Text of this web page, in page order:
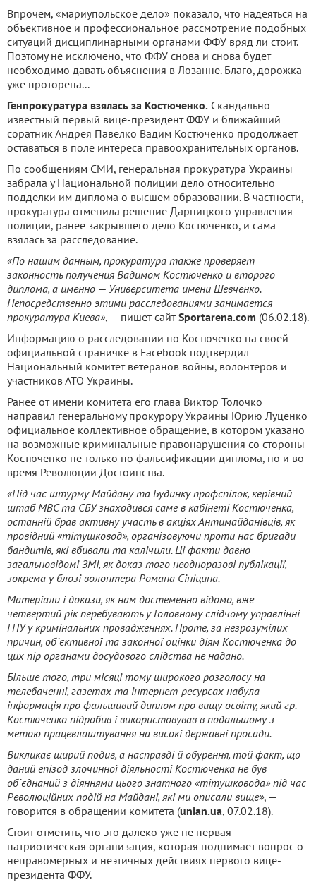
Впрочем, «мариупольское дело» показало, что надеяться на
объективное и профессиональное рассмотрение подобных
ситуаций дисциплинарными органами ФФУ вряд ли стоит.
Поэтому не исключено, что ФФУ снова и снова будет
необходимо давать объяснения в Лозанне. Благо, дорожка
уже проторена...
Генпрокуратура взялась за Костюченко. Скандально
известный первый вице-президент ФФУ и ближайший
соратник Андрея Павелко Вадим Костюченко продолжает
оставаться в поле интереса правоохранительных органов.
По сообщениям СМИ, генеральная прокуратура Украины
забрала у Национальной полиции дело относительно
подделки им диплома о высшем образовании. В частности,
прокуратура отменила решение Дарницкого управления
полиции, ранее закрывшего дело Костюченко, и сама
взялась за расследование.
«По нашим данным, прокуратура также проверяет
законность получения Вадимом Костюченко и второго
диплома, а именно — Университета имени Шевченко.
Непосредственно этими расследованиями занимается
прокуратура Киева», — пишет сайтSportarena.com (06.02.18).
Информацию о расследовании по Костюченко на своей
официальной страничке в Facebook подтвердил
Национальный комитет ветеранов войны, волонтеров и
участников АТО Украины.
Ранее от имени комитета его глава Виктор Толочко
направил генеральному прокурору Украины Юрию Луценко
официальное коллективное обращение, в котором указано
на возможные криминальные правонарушения со стороны
Костюченко не только по фальсификации диплома, но и во
время Революции Достоинства.
«Під час штурму Майдану та Будинку профспілок, керівний
штаб МВС та СБУ знаходився саме в кабінеті Костюченка,
останній брав активну участь в акціях Антимайданівців, як
провідний «тітушковод», організовуючи проти нас бригади
бандитів, які вбивали та калічили. Ці факти давно
загальновідомі ЗМІ, як доказ того неодноразові публікації,
зокрема у блозі волонтера Романа Сініцина.
Матеріали і докази, як нам достеменно відомо, вже
четвертий рік перебувають у Головному слідчому управлінні
ГПУ у кримінальних провадженнях. Проте, за незрозумілих
причин, об`єктивної та законної оцінки діям Костюченка до
цих пір органами досудового слідства не надано.
Більше того, три місяці тому широкого розголосу на
телебаченні, газетах та інтернет-ресурсах набула
інформація про фальшивий диплом про вищу освіту, який гр.
Костюченко підробив і використовував в подальшому з
метою працевлаштування на високі державні просади.
Викликає щирий подив, а насправді й обурення, той факт, що
даний епізод злочинної діяльності Костюченка не був
об`єднаний з діяннями цього знатного «тітушковода» під час
Революційних подій на Майдані, які ми описали вище», —
говорится в обращении комитета (unian.ua, 07.02.18).
Стоит отметить, что это далеко уже не первая
патриотическая организация, которая поднимает вопрос о
неправомерных и неэтичных действиях первого вице-
президента ФФУ.